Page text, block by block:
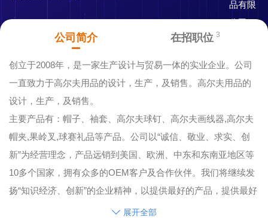
公司简介 在招职位 3
创立于2008年，是一家生产设计与贸易一体的实业企业。公司
一直致力于高尔夫用品的设计，生产，及销售。高尔夫用品的
设计，生产，及销售。
主要产品有：帽子、袖套、高尔夫球钉、高尔夫画线器,高尔夫
帽夹,果岭叉,球赛礼品等产品。公司以“诚信、敬业、求实、创
新”为经营理念，产品远销到美国、欧洲、中东和东南亚地区等
10多个国家，拥有众多的OEM客户及合作伙伴。我们将继续发
扬“知识经济、创新”的企业精神，以提供最好的产品，提供最好
的服务，不断进行创新，增强企业的整体水平。公司秉承 “高
展开全部